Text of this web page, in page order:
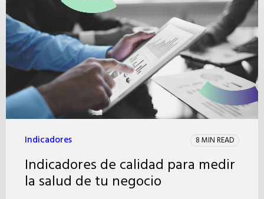
Indicadores 8 MIN READ
Indicadores de calidad para medir
la salud de tu negocio